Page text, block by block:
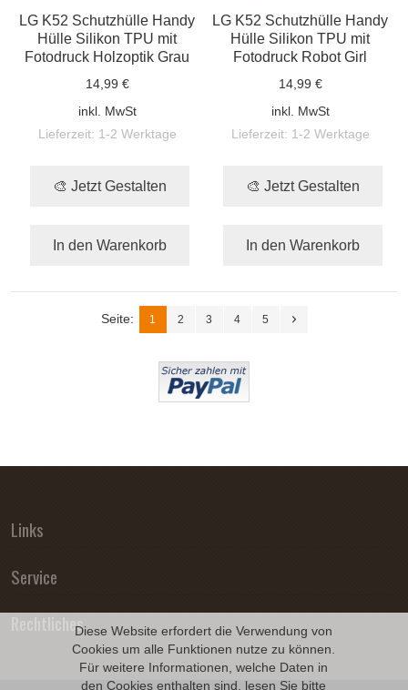
Diese Website erfordert die Verwendung von
Cookies um alle Funktionen nutze zu können.
Für weitere Informationen, welche Daten in
den Cookies enthalten sind, lesen Sie bitte
LG K52 Schutzhülle Handy
Hülle Silikon TPU mit
Fotodruck Holzoptik Grau
14,99 €
inkl. MwSt
Lieferzeit: 1-2 Werktage
🎨 Jetzt Gestalten
In den Warenkorb
LG K52 Schutzhülle Handy
Hülle Silikon TPU mit
Fotodruck Robot Girl
14,99 €
inkl. MwSt
Lieferzeit: 1-2 Werktage
🎨 Jetzt Gestalten
In den Warenkorb
Seite: 1 2 3 4 5
Links
Service
Rechtliches